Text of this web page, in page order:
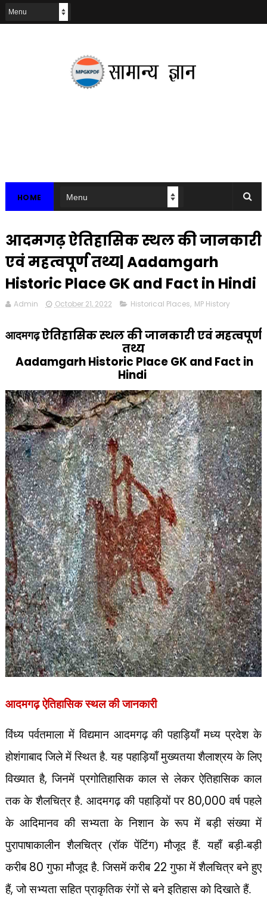
HOME
आदमगढ़ ऐतिहासिक स्थल की जानकारी
एवं महत्वपूर्ण तथ्य| Aadamgarh
Historic Place GK and Fact in Hindi
Admin October 21, 2022 Historical Places, MP History
आदमगढ़ऐतिहासिक स्थल की जानकारी एवं महत्वपूर्ण
तथ्य
Aadamgarh Historic Place GK and Fact in
Hindi
आदमगढ़ ऐतिहासिक स्थल की जानकारी
विंध्य पर्वतमाला में विद्यमान आदमगढ़ की पहाड़ियाँ मध्य प्रदेश के
होशंगाबाद जिले में स्थित है. यह पहाड़ियाँ मुख्यतया शैलाश्रय के लिए
विख्यात है,जिनमें प्रगोतिहासिक काल से लेकर ऐतिहासिक काल
तक के शैलचित्र है. आदमगढ़ की पहाड़ियों पर 80,000 वर्ष पहले
के आदिमानव की सभ्यता के निशान के रूप में बड़ी संख्या में
पुरापाषाकालीन शैलचित्र (रॉक पेंटिंग) मौजूद हैं. यहाँ बड़ी-बड़ी
करीब 80 गुफा मौजूद है. जिसमें करीब 22 गुफा में शैलचित्र बने हुए
हैं,जो सभ्यता सहित प्राकृतिक रंगों से बने इतिहास को दिखाते हैं.